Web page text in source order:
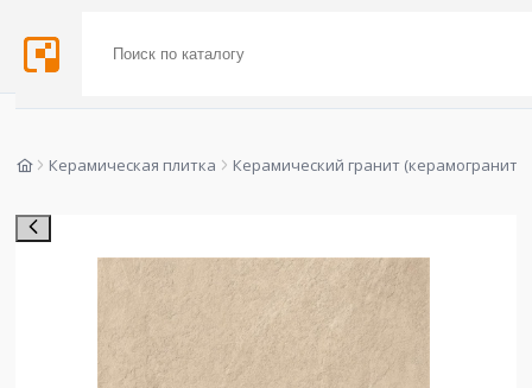
Керамическая плитка Керамический гранит (керамогранит)